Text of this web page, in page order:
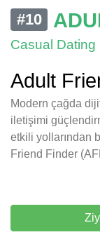
#10
Casual Dating
Adult
Modern çağda
iletişimi
etkili yollarından
Friend Finder